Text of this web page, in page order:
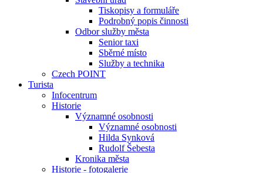
Tiskopisy a formuláře
Podrobný popis činnosti
Odbor služby města
Senior taxi
Sběrné místo
Služby a technika
Czech POINT
Turista
Infocentrum
Historie
Významné osobnosti
Významné osobnosti
Hilda Synková
Rudolf Šebesta
Kronika města
Historie - fotogalerie